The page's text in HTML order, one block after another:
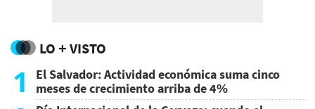
LO + VISTO
1
El Salvador: Actividad económica suma cinco
meses de crecimiento arriba de 4%